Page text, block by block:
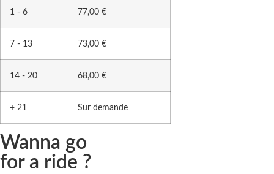
1 - 6 77,00 €
7 - 13 73,00 €
14 - 20 68,00 €
+ 21 Sur demande
Wanna go
for a ride ?